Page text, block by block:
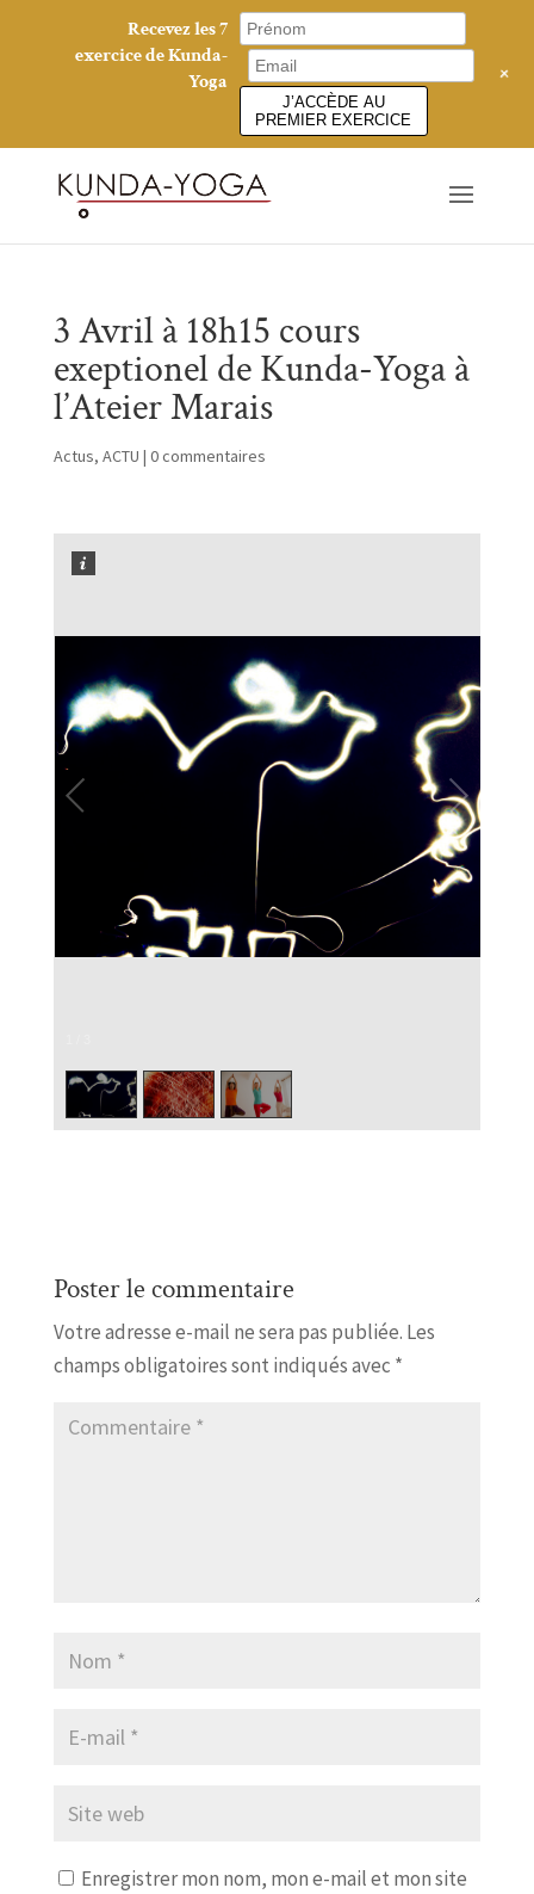
3 Avril à 18h15 cours
exeptionel de Kunda-Yoga à
l’Ateier Marais
Actus, ACTU | 0 commentaires
Poster le commentaire
Votre adresse e-mail ne sera pas publiée. Les
champs obligatoires sont indiqués avec *
Enregistrer mon nom, mon e-mail et mon site
Recevez les 7
exercice de Kunda-
Yoga
J’ACCÈDE AU
PREMIER EXERCICE
+